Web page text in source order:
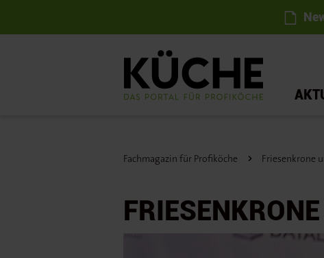
Fachmagazin für Profiköche Friesenkrone